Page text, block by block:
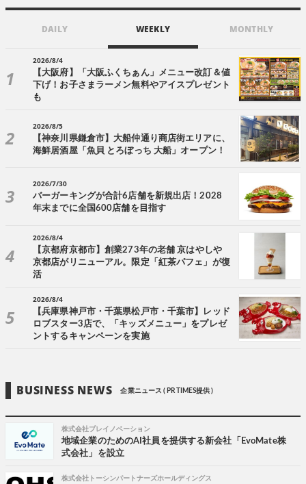
DAILY WEEKLY MONTHLY
2026/8/4
【大阪府】「大阪ふくちぁん」メニュー改訂＆値
下げ！お子さまラーメン無料やアイスプレゼント
も
2026/8/5
【神奈川県鎌倉市】大船仲通り商店街エリアに、
海鮮居酒屋「魚貝 とろぼっち 大船」オープン！
2026/7/30
バーガーキングが合計6店舗を新規出店！2028
年末までに全国600店舗を目指す
2026/8/4
【京都府京都市】創業273年の老舗 京はやしや
京都店がリニューアル。限定「紅茶パフェ」が復
活
2026/8/4
【兵庫県神戸市・千葉県松戸市・千葉市】レッド
ロブスター3店で、「キッズメニュー」をプレゼ
ントするキャンペーンを実施
BUSINESS NEWS 企業ニュース ( PR TIMES提供 )
株式会社プレイノベーション
地域企業のためのAI社員を提供する新会社「EvoMate株
式会社」を設立
株式会社トーシンパートナーズホールディングス